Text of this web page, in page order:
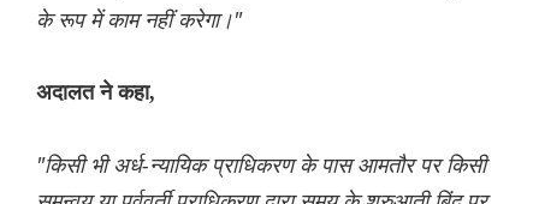
के रूप में काम नहीं करेगा।"
अदालत ने कहा,
"किसी भी अर्ध-न्यायिक प्राधिकरण के पास आमतौर पर किसी